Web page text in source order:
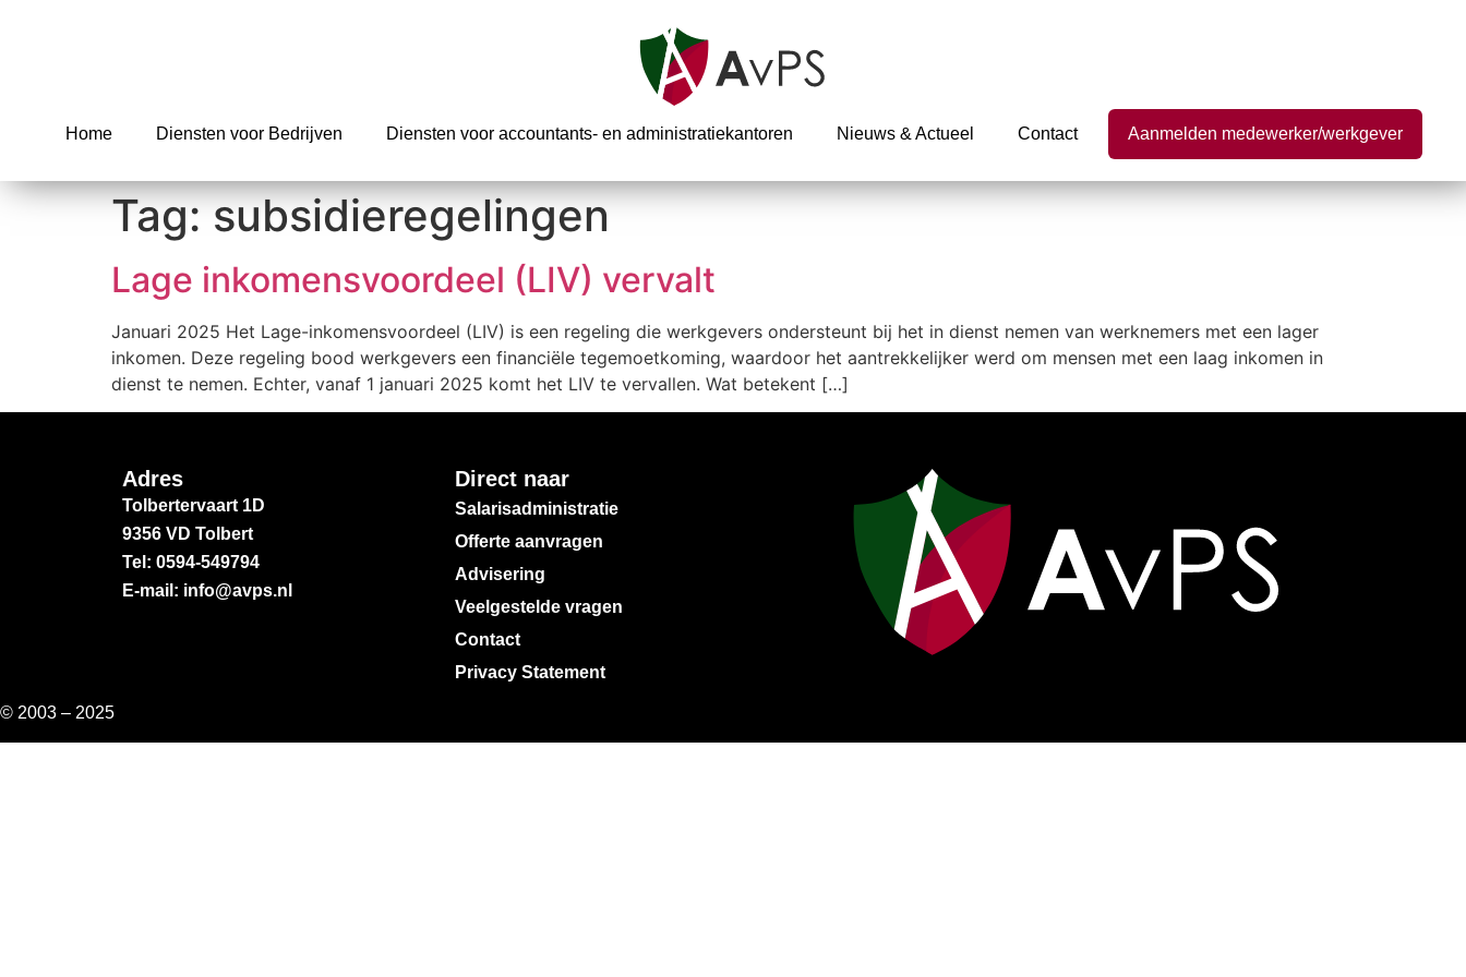
Home Diensten voor Bedrijven Diensten voor accountants- en administratiekantoren Nieuws & Actueel Contact Aanmelden medewerker/werkgever
Tag:subsidieregelingen
Lage inkomensvoordeel (LIV) vervalt
Januari 2025 Het Lage-inkomensvoordeel (LIV) is een regeling die werkgevers ondersteunt bij het in dienst nemen van werknemers met een lager
inkomen. Deze regeling bood werkgevers een financiële tegemoetkoming, waardoor het aantrekkelijker werd om mensen met een laag inkomen in
dienst te nemen. Echter, vanaf 1 januari 2025 komt het LIV te vervallen. Wat betekent […]
Adres
Tolbertervaart 1D
9356 VD Tolbert
Tel: 0594-549794
E-mail: info@avps.nl
Direct naar
Salarisadministratie
Offerte aanvragen
Advisering
Veelgestelde vragen
Contact
Privacy Statement
© 2003 – 2025